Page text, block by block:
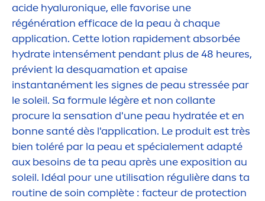
acide hyaluronique, elle favorise une
régénération efficace de la peau à chaque
application. Cette lotion rapidement absorbée
hydrate intensément pendant plus de 48 heures,
prévient la desquamation et apaise
instantanément les signes de peau stressée par
le soleil. Sa formule légère et non collante
procure la sensation d'une peau hydratée et en
bonne santé dès l'application. Le produit est très
bien toléré par la peau et spécialement adapté
aux besoins de ta peau après une exposition au
soleil. Idéal pour une utilisation régulière dans ta
routine de soin complète : facteur de protection